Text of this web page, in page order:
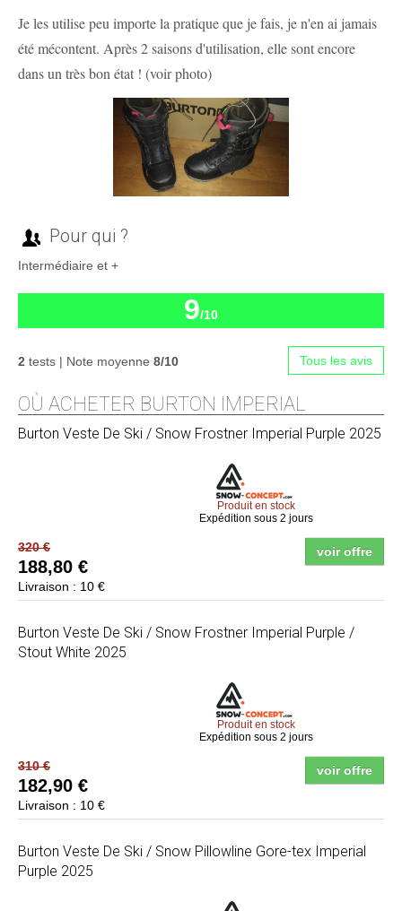
Je les utilise peu importe la pratique que je fais, je n'en ai jamais
été mécontent. Après 2 saisons d'utilisation, elle sont encore
dans un très bon état ! (voir photo)
Pour qui ?
Intermédiaire et +
9/10
2 tests | Note moyenne 8/10 Tous les avis
OÙ ACHETER BURTON IMPERIAL
Burton Veste De Ski / Snow Frostner Imperial Purple 2025
Produit en stock
Expédition sous 2 jours
320 €
188,80 €
Livraison : 10 €
voir offre
Burton Veste De Ski / Snow Frostner Imperial Purple /
Stout White 2025
Produit en stock
Expédition sous 2 jours
310 €
182,90 €
Livraison : 10 €
voir offre
Burton Veste De Ski / Snow Pillowline Gore-tex Imperial
Purple 2025